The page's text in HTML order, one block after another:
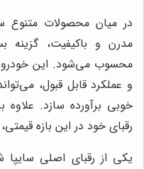
در میان محصولات متنوع
مدرن و باکیفیت، گزینه
محسوب می‌شود. این خودرو
و عملکرد قابل قبول،
خوبی برآورده سازد. علاوه
رقبای خود در این بازه
یکی از رقبای اصلی سایپا